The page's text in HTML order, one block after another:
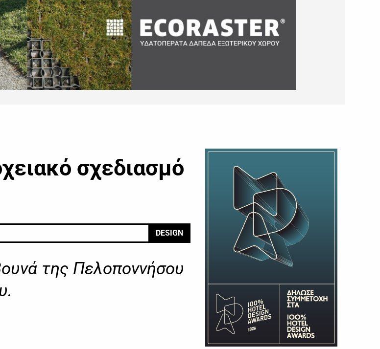
σχεδιασμό
DESIGN
της Πελοποννήσου